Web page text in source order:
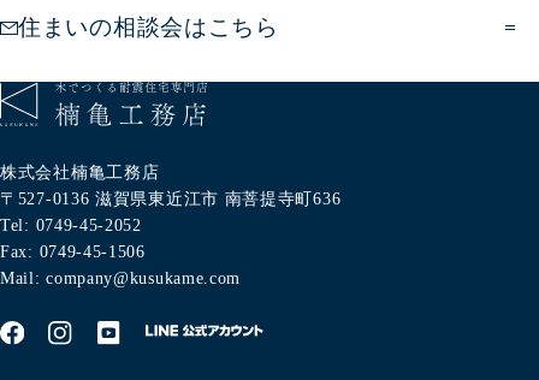
住まいの相談会はこちら
株式会社楠亀工務店
〒527-0136 滋賀県東近江市 南菩提寺町636
Tel: 0749-45-2052
Fax: 0749-45-1506
Mail: company@kusukame.com